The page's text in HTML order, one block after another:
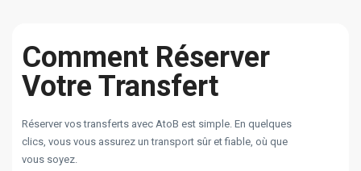
Comment Réserver
Votre Transfert
Réserver vos transferts avec AtoB est simple. En quelques
clics, vous vous assurez un transport sûr et fiable, où que
vous soyez.